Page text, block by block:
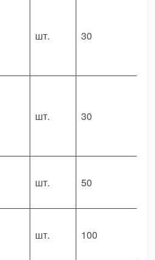
шт. 30
шт. 30
шт. 50
шт. 100